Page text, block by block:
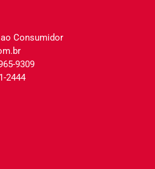
Consumidor
9309
2444